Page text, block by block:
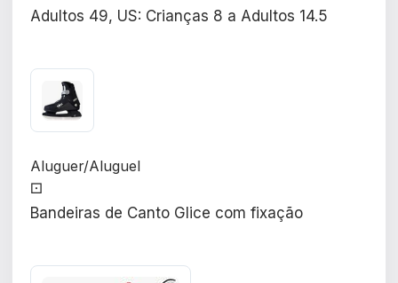
Adultos 49, US: Crianças 8 a Adultos 14.5
Aluguer/Aluguel
⚀
Bandeiras de Canto Glice com fixação